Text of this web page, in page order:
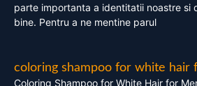
parte importanta a identitatii noastre si
bine. Pentru a ne mentine parul
coloring shampoo for white hair
Coloring Shampoo for White Hair for